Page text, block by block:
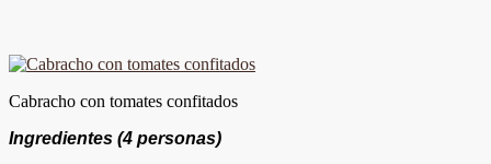
Cabracho con tomates confitados
Ingredientes (4 personas)